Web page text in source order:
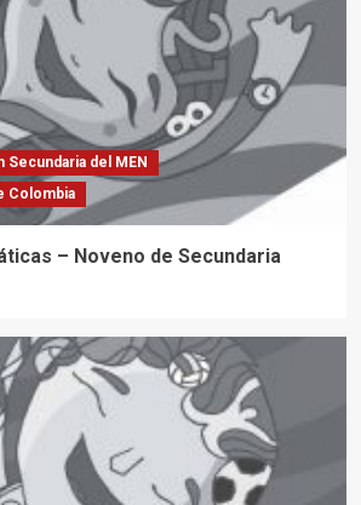
Secundaria del MEN
Colombia
– Noveno de Secundaria